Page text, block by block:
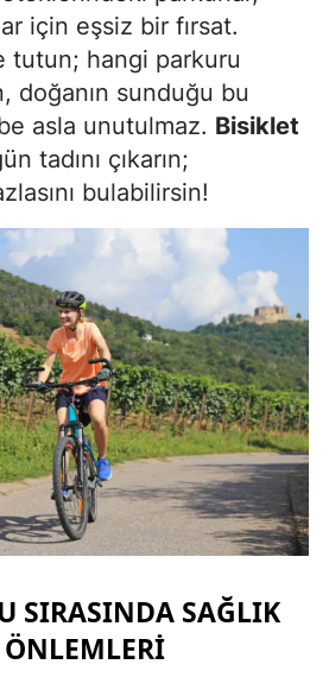
Yalova
Karabük
Kilis
Osmaniye
Düzce
için eşsiz bir fırsat.
tutun; hangi parkuru
doğanın sunduğu bu
asla unutulmaz. Bisiklet
tadını çıkarın;
bulabilirsin!
SIRASINDA SAĞLIK